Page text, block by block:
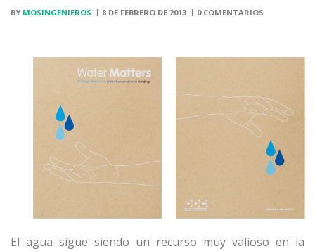
BY MOSINGENIEROS 8 DE FEBRERO DE 2013 0 COMENTARIOS
El agua sigue siendo un recurso muy valioso en la